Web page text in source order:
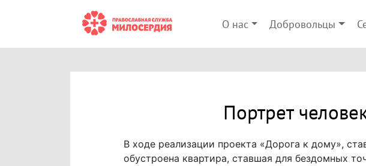
О нас Добровольцы
Портрет
В ходе реализации проекта «Дорога к дому»,
обустроена квартира, ставшая для бездомных